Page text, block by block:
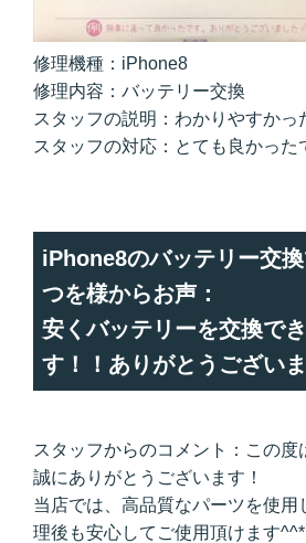
修理機種：iPhone8
修理内容：バッテリー交換
スタッフの説明：わかりやすかっ
スタッフの対応：とても良かった
iPhone8のバッテリー交
つを様からお声：
安くバッテリーを交換で
す！！ありがとうございま
スタッフからのコメント：この度
誠にありがとうございます！
当店では、高品質なパーツを使用
理後も安心してご使用頂けます^^*